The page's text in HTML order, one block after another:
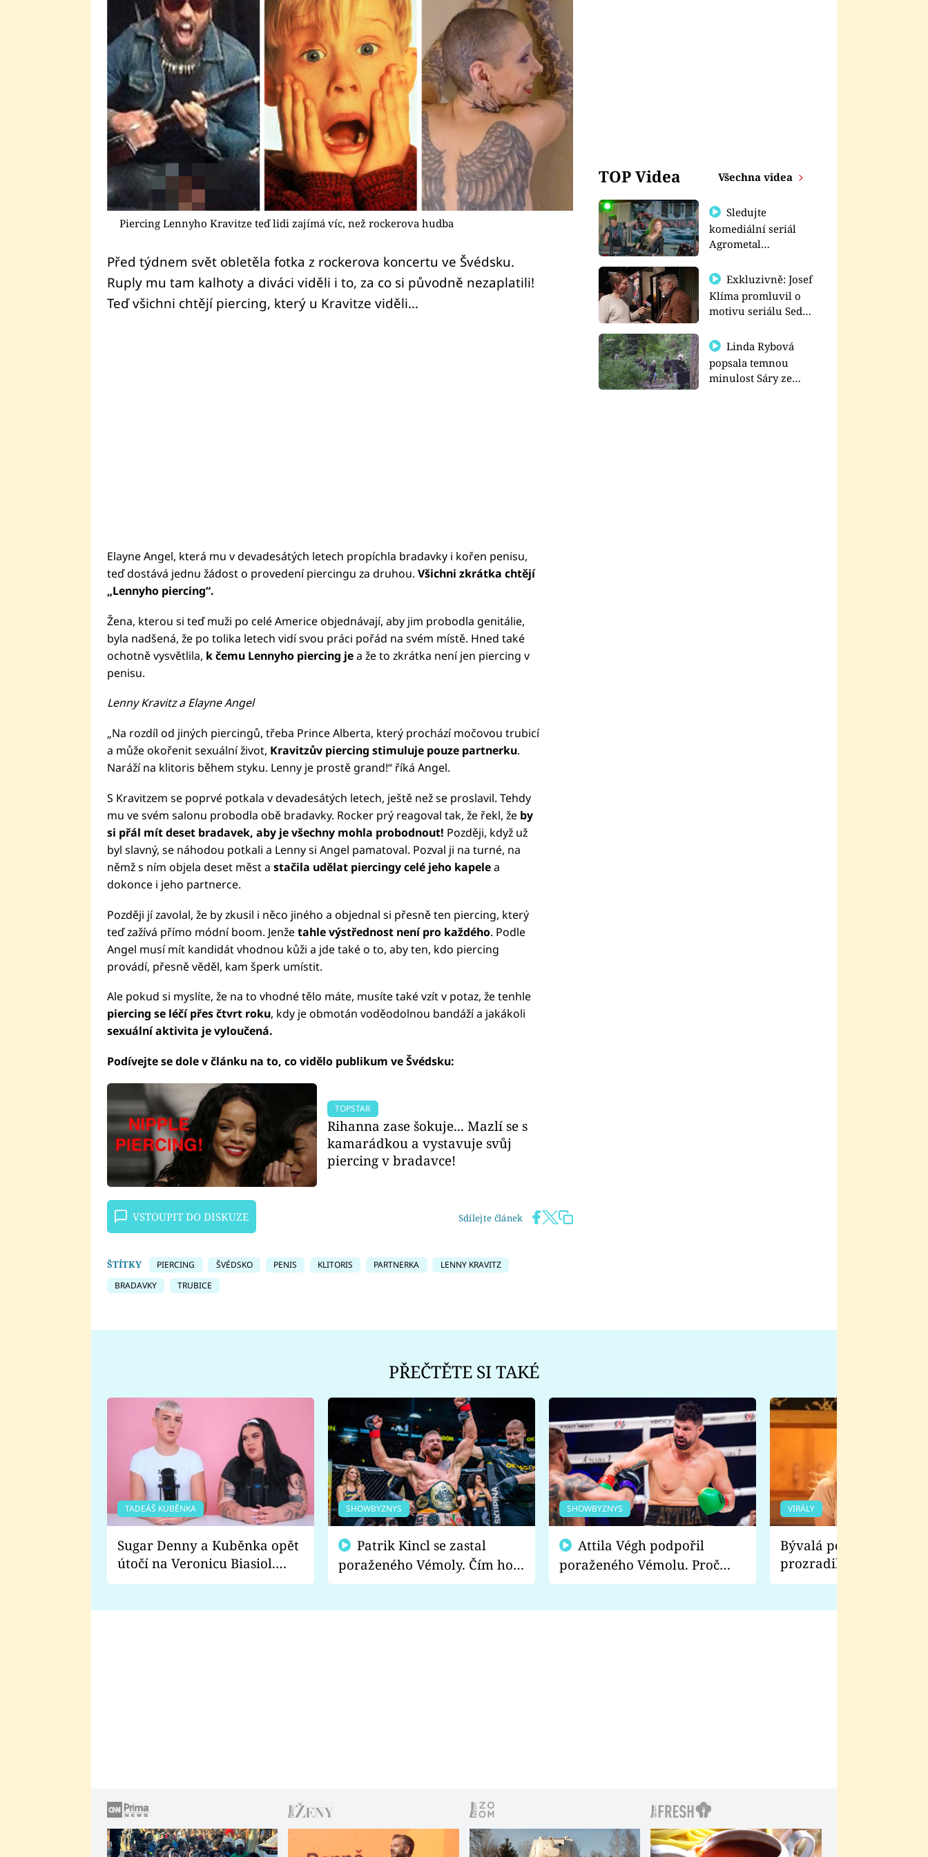
Piercing Lennyho Kravitze teď lidi zajímá víc, než rockerova hudba
Před týdnem svět obletěla fotka z rockerova koncertu ve Švédsku.
Ruply mu tam kalhoty a diváci viděli i to, za co si původně nezaplatili!
Teď všichni chtějí piercing, který u Kravitze viděli…
Elayne Angel, která mu v devadesátých letech propíchla bradavky i kořen penisu,
teď dostává jednu žádost o provedení piercingu za druhou. Všichni zkrátka chtějí
„Lennyho piercing“.
Žena, kterou si teď muži po celé Americe objednávají, aby jim probodla genitálie,
byla nadšená, že po tolika letech vidí svou práci pořád na svém místě. Hned také
ochotně vysvětlila, k čemu Lennyho piercing jea že to zkrátka není jen piercing v
penisu.
Lenny Kravitz a Elayne Angel
„Na rozdíl od jiných piercingů, třeba Prince Alberta, který prochází močovou trubicí
a může okořenit sexuální život, Kravitzův piercing stimuluje pouze partnerku.
Naráží na klitoris během styku. Lenny je prostě grand!“ říká Angel.
S Kravitzem se poprvé potkala v devadesátých letech, ještě než se proslavil. Tehdy
mu ve svém salonu probodla obě bradavky. Rocker prý reagoval tak, že řekl, že by
si přál mít deset bradavek, aby je všechny mohla probodnout! Později, když už
byl slavný, se náhodou potkali a Lenny si Angel pamatoval. Pozval ji na turné, na
němž s ním objela deset měst a stačila udělat piercingy celé jeho kapelea
dokonce i jeho partnerce.
Později jí zavolal, že by zkusil i něco jiného a objednal si přesně ten piercing, který
teď zažívá přímo módní boom. Jenžetahle výstřednost není pro každého. Podle
Angel musí mít kandidát vhodnou kůži a jde také o to, aby ten, kdo piercing
provádí, přesně věděl, kam šperk umístit.
Ale pokud si myslíte, že na to vhodné tělo máte, musíte také vzít v potaz, že tenhle
piercing se léčí přes čtvrt roku, kdy je obmotán voděodolnou bandáží a jakákoli
sexuální aktivita je vyloučená.
Podívejte se dole v článku na to, co vidělo publikum ve Švédsku:
TOPSTAR
Rihanna zase šokuje... Mazlí se s
kamarádkou a vystavuje svůj
piercing v bradavce!
VSTOUPIT DO DISKUZE Sdílejte článek
ŠTÍTKY PIERCING ŠVÉDSKO PENIS KLITORIS PARTNERKA
LENNY KRAVITZ
BRADAVKY
TRUBICE
TOP Videa Všechna videa
Sledujte
komediální seriál
Agrometal
prima+
Exkluzivně: Josef
Klíma promluvil o
motivu seriálu Sedm
Linda Rybová
popsala temnou
minulost Sáry ze
PŘEČTĚTE SI TAKÉ
TADEÁŠ KUBĚNKA
Sugar Denny a Kuběnka opět
útočí na Veronicu Biasiol.
Proč je podle nich falešná a
SHOWBYZNYS
poraženého Vémoly. Čím ho
fanoušci naštvali?
SHOWBYZNYS
poraženého Vémolu. Proč
chce raději zápasit s ním než
VIRÁLY
Bývalá pornoherečka
prozradila, co ji
natáčení Euforie.